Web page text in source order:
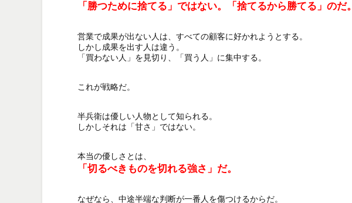
「勝つために捨てる」ではない。「捨てるから勝てる」のだ。
営業で成果が出ない人は、すべての顧客に好かれようとする。
しかし成果を出す人は違う。
「買わない人」を見切り、「買う人」に集中する。
これが戦略だ。
半兵衛は優しい人物として知られる。
しかしそれは「甘さ」ではない。
「切るべきものを切れる強さ」だ。
なぜなら、中途半端な判断が一番人を傷つけるからだ。